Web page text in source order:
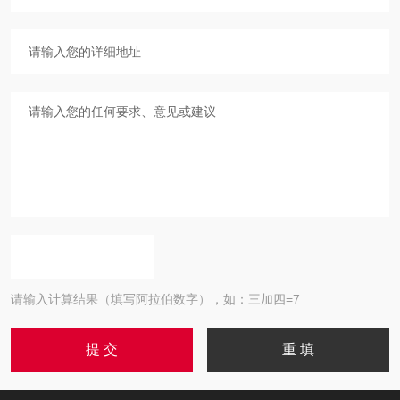
请输入计算结果（填写阿拉伯数字），如：三加四=7